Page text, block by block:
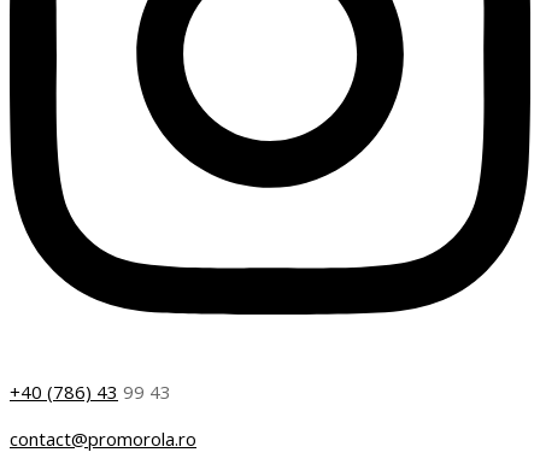
+40 (786) 43 99 43
contact@promorola.ro